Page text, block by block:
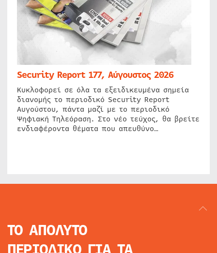
Security Report 177, Αύγουστος 2026
Κυκλοφορεί σε όλα τα εξειδικευμένα σημεία
διανομής το περιοδικό Security Report
Αυγούστου, πάντα μαζί με το περιοδικό
Ψηφιακή Τηλεόραση. Στο νέο τεύχος, θα βρείτε
ενδιαφέροντα θέματα που απευθύνο…
ΤΟ ΑΠΟΛΥΤΟ